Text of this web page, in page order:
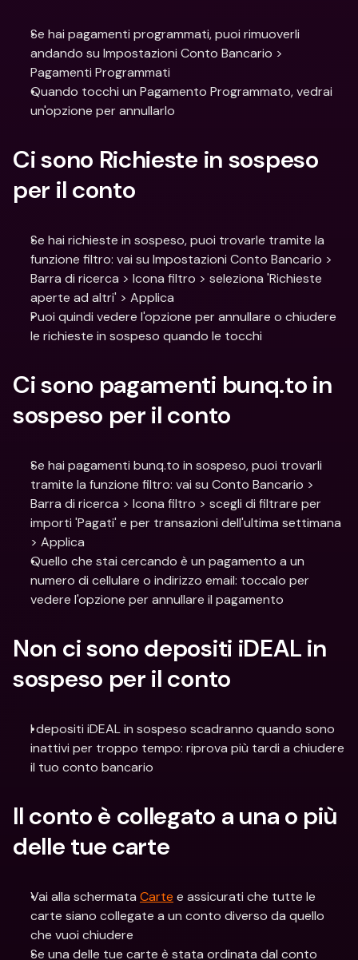
Se hai pagamenti programmati, puoi rimuoverli
andando su Impostazioni Conto Bancario >
Pagamenti Programmati
Quando tocchi un Pagamento Programmato, vedrai
un'opzione per annullarlo
Ci sono Richieste in sospeso
per il conto
Se hai richieste in sospeso, puoi trovarle tramite la
funzione filtro: vai su Impostazioni Conto Bancario >
Barra di ricerca > Icona filtro > seleziona 'Richieste
aperte ad altri' > Applica
Puoi quindi vedere l'opzione per annullare o chiudere
le richieste in sospeso quando le tocchi
Ci sono pagamenti bunq.to in
sospeso per il conto
Se hai pagamenti bunq.to in sospeso, puoi trovarli
tramite la funzione filtro: vai su Conto Bancario >
Barra di ricerca > Icona filtro > scegli di filtrare per
importi 'Pagati' e per transazioni dell'ultima settimana
> Applica
Quello che stai cercando è un pagamento a un
numero di cellulare o indirizzo email: toccalo per
vedere l'opzione per annullare il pagamento
Non ci sono depositi iDEAL in
sospeso per il conto
I depositi iDEAL in sospeso scadranno quando sono
inattivi per troppo tempo: riprova più tardi a chiudere
il tuo conto bancario
Il conto è collegato a una o più
delle tue carte
Vai alla schermata Carte e assicurati che tutte le
carte siano collegate a un conto diverso da quello
che vuoi chiudere
Se una delle tue carte è stata ordinata dal conto